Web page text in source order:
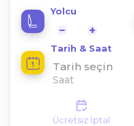
Yolcu
− +
Tarih & Saat
Tarih seçin
Ücretsiz İptal